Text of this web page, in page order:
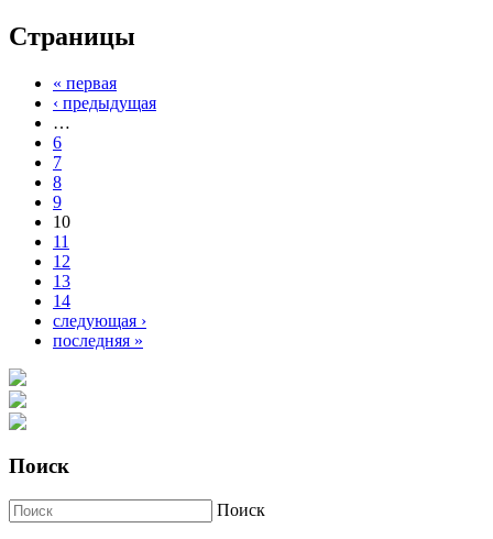
Страницы
« первая
‹ предыдущая
…
6
7
8
9
10
11
12
13
14
следующая ›
последняя »
Поиск
Поиск